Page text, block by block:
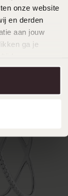
onze website
en derden
aan jouw
ga je
.
ring met
dames